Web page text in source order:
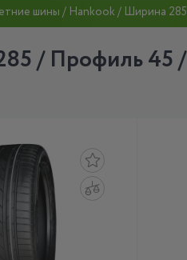
шины / Hankook / Ширина
/ Профиль 45 /